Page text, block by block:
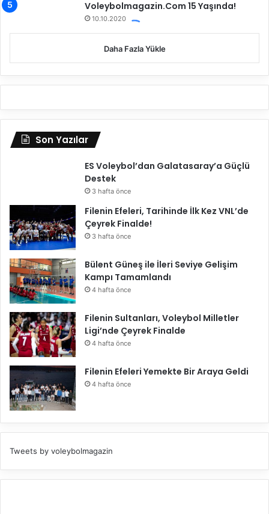
Voleybolmagazin.Com 15 Yaşında!
10.10.2020
Daha Fazla Yükle
Son Yazılar
ES Voleybol’dan Galatasaray’a Güçlü
Destek
3 hafta önce
Filenin Efeleri, Tarihinde İlk Kez VNL’de
Çeyrek Finalde!
3 hafta önce
Bülent Güneş ile İleri Seviye Gelişim
Kampı Tamamlandı
4 hafta önce
Filenin Sultanları, Voleybol Milletler
Ligi’nde Çeyrek Finalde
4 hafta önce
Filenin Efeleri Yemekte Bir Araya Geldi
4 hafta önce
Tweets by voleybolmagazin